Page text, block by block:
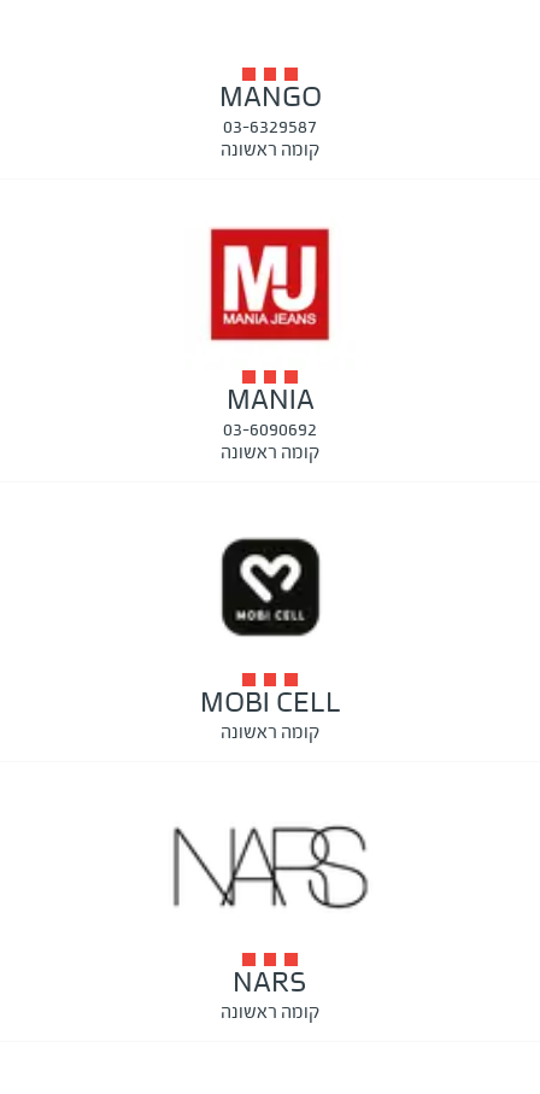
MANGO
03-6329587
קומה ראשונה
MANIA
03-6090692
קומה ראשונה
MOBI CELL
קומה ראשונה
NARS
קומה ראשונה